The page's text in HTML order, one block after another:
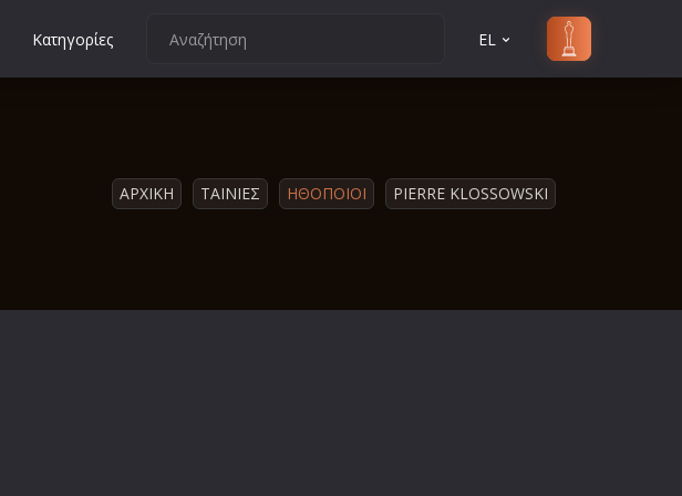
Κατηγορίες EL
ΑΡΧΙΚΗ ΤΑΙΝΙΕΣ ΗΘΟΠΟΙΟΙ PIERRE KLOSSOWSKI